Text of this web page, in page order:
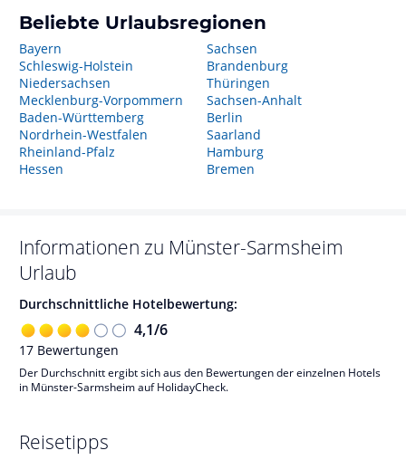
Beliebte Urlaubsregionen
Bayern
Schleswig-Holstein
Niedersachsen
Mecklenburg-Vorpommern
Baden-Württemberg
Nordrhein-Westfalen
Rheinland-Pfalz
Hessen
Sachsen
Brandenburg
Thüringen
Sachsen-Anhalt
Berlin
Saarland
Hamburg
Bremen
Informationen zu Münster-Sarmsheim
Urlaub
Durchschnittliche Hotelbewertung:
4,1/6
17 Bewertungen
Der Durchschnitt ergibt sich aus den Bewertungen der einzelnen Hotels
in Münster-Sarmsheim auf HolidayCheck.
Reisetipps